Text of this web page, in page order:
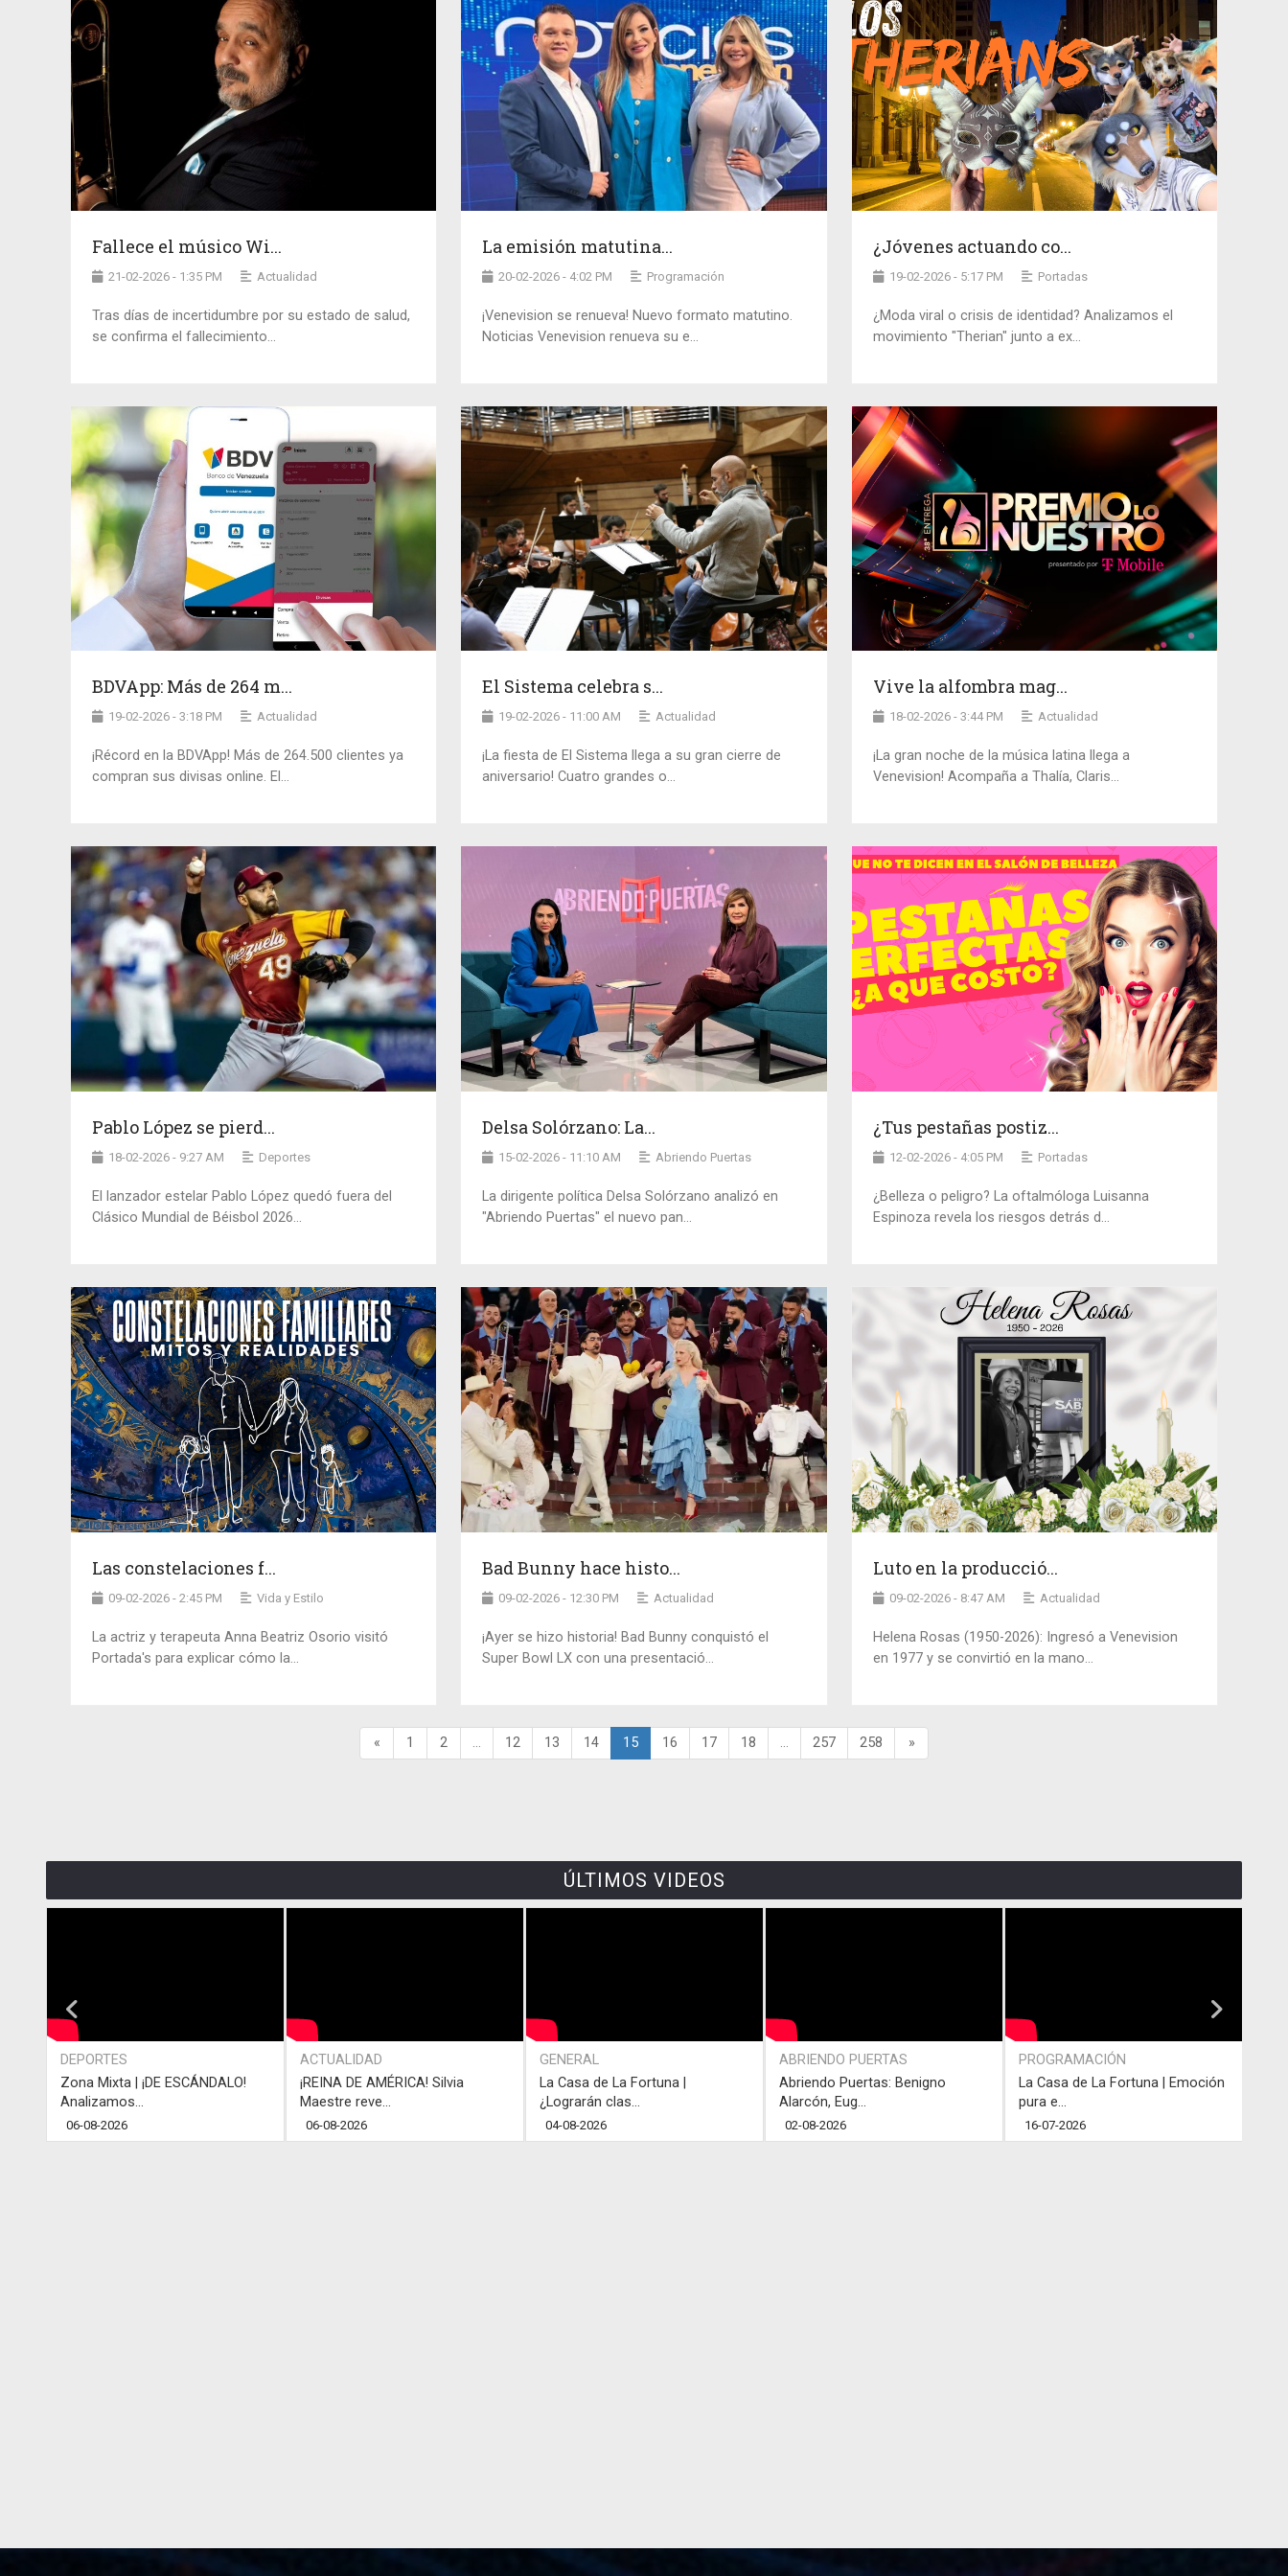
Fallece el músico Wi...
21-02-2026 - 1:35 PM Actualidad
Tras días de incertidumbre por su estado de salud,
se confirma el fallecimiento...
La emisión matutina...
20-02-2026 - 4:02 PM Programación
¡Venevision se renueva! Nuevo formato matutino.
Noticias Venevision renueva su e...
¿Jóvenes actuando co...
19-02-2026 - 5:17 PM Portadas
¿Moda viral o crisis de identidad? Analizamos el
movimiento "Therian" junto a ex...
BDVApp: Más de 264 m...
19-02-2026 - 3:18 PM Actualidad
¡Récord en la BDVApp! Más de 264.500 clientes ya
compran sus divisas online. El...
El Sistema celebra s...
19-02-2026 - 11:00 AM Actualidad
¡La fiesta de El Sistema llega a su gran cierre de
aniversario! Cuatro grandes o...
Vive la alfombra mag...
18-02-2026 - 3:44 PM Actualidad
¡La gran noche de la música latina llega a
Venevision! Acompaña a Thalía, Claris...
Pablo López se pierd...
18-02-2026 - 9:27 AM Deportes
El lanzador estelar Pablo López quedó fuera del
Clásico Mundial de Béisbol 2026...
Delsa Solórzano: La...
15-02-2026 - 11:10 AM Abriendo Puertas
La dirigente política Delsa Solórzano analizó en
"Abriendo Puertas" el nuevo pan...
¿Tus pestañas postiz...
12-02-2026 - 4:05 PM Portadas
¿Belleza o peligro? La oftalmóloga Luisanna
Espinoza revela los riesgos detrás d...
Las constelaciones f...
09-02-2026 - 2:45 PM Vida y Estilo
La actriz y terapeuta Anna Beatriz Osorio visitó
Portada's para explicar cómo la...
Bad Bunny hace histo...
09-02-2026 - 12:30 PM Actualidad
¡Ayer se hizo historia! Bad Bunny conquistó el
Super Bowl LX con una presentació...
Luto en la producció...
09-02-2026 - 8:47 AM Actualidad
Helena Rosas (1950-2026): Ingresó a Venevision
en 1977 y se convirtió en la mano...
« 1 2 ... 12 13 14 15 16 17 18 ... 257 258 »
ÚLTIMOS VIDEOS
DEPORTES
Zona Mixta | ¡DE ESCÁNDALO!
Analizamos...
06-08-2026
ACTUALIDAD
¡REINA DE AMÉRICA! Silvia
Maestre reve...
06-08-2026
GENERAL
La Casa de La Fortuna |
¿Lograrán clas...
04-08-2026
ABRIENDO PUERTAS
Abriendo Puertas: Benigno
Alarcón, Eug...
02-08-2026
PROGRAMACIÓN
La Casa de La Fortuna | Emoción
pura e...
16-07-2026